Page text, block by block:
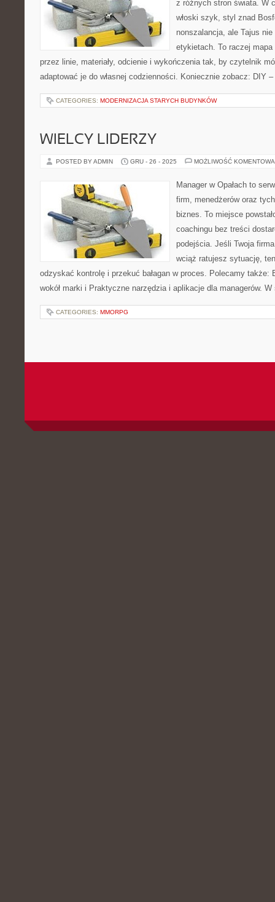
z różnych stron świata. W
włoski szyk, styl znad
nonszalancja, ale Tajus
etykietach. To raczej
przez linie, materiały, odcienie i wykończenia tak, by czytelnik
adaptować je do własnej codzienności. Koniecznie zobacz: DIY
CATEGORIES: MODERNIZACJA STARYCH BUDYNKÓW
WIELCY LIDERZY
POSTED BY ADMIN GRU - 26 - 2025 MOŻLIWOŚĆ
Manager w Opałach to
firm, menedżerów oraz
biznes. To miejsce
coachingu bez treści
podejścia. Jeśli Twoja
wciąż ratujesz sytuację,
odzyskać kontrolę i przekuć bałagan w proces. Polecamy także:
wokół marki i Praktyczne narzędzia i aplikacje dla managerów.
CATEGORIES: MMORPG